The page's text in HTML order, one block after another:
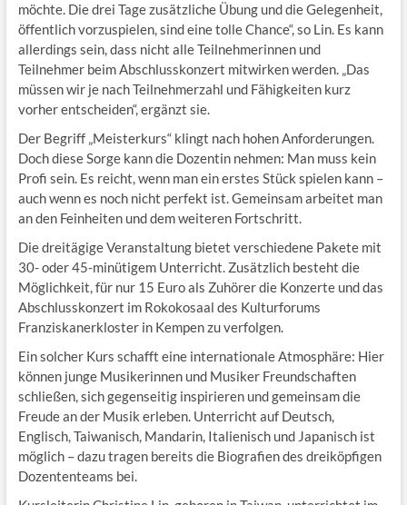
möchte. Die drei Tage zusätzliche Übung und die Gelegenheit,
öffentlich vorzuspielen, sind eine tolle Chance“, so Lin. Es kann
allerdings sein, dass nicht alle Teilnehmerinnen und
Teilnehmer beim Abschlusskonzert mitwirken werden. „Das
müssen wir je nach Teilnehmerzahl und Fähigkeiten kurz
vorher entscheiden“, ergänzt sie.
Der Begriff „Meisterkurs“ klingt nach hohen Anforderungen.
Doch diese Sorge kann die Dozentin nehmen: Man muss kein
Profi sein. Es reicht, wenn man ein erstes Stück spielen kann –
auch wenn es noch nicht perfekt ist. Gemeinsam arbeitet man
an den Feinheiten und dem weiteren Fortschritt.
Die dreitägige Veranstaltung bietet verschiedene Pakete mit
30- oder 45-minütigem Unterricht. Zusätzlich besteht die
Möglichkeit, für nur 15 Euro als Zuhörer die Konzerte und das
Abschlusskonzert im Rokokosaal des Kulturforums
Franziskanerkloster in Kempen zu verfolgen.
Ein solcher Kurs schafft eine internationale Atmosphäre: Hier
können junge Musikerinnen und Musiker Freundschaften
schließen, sich gegenseitig inspirieren und gemeinsam die
Freude an der Musik erleben. Unterricht auf Deutsch,
Englisch, Taiwanisch, Mandarin, Italienisch und Japanisch ist
möglich – dazu tragen bereits die Biografien des dreiköpfigen
Dozententeams bei.